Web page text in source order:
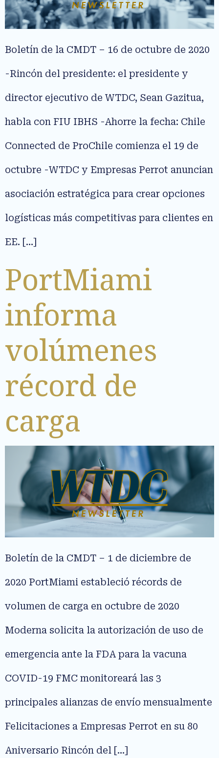
Boletín de la CMDT – 16 de octubre de 2020
-Rincón del presidente: el presidente y
director ejecutivo de WTDC, Sean Gazitua,
habla con FIU IBHS -Ahorre la fecha: Chile
Connected de ProChile comienza el 19 de
octubre -WTDC y Empresas Perrot anuncian
asociación estratégica para crear opciones
logísticas más competitivas para clientes en
EE. […]
PortMiami
informa
volúmenes
récord de
carga
Boletín de la CMDT – 1 de diciembre de
2020 PortMiami estableció récords de
volumen de carga en octubre de 2020
Moderna solicita la autorización de uso de
emergencia ante la FDA para la vacuna
COVID-19 FMC monitoreará las 3
principales alianzas de envío mensualmente
Felicitaciones a Empresas Perrot en su 80
Aniversario Rincón del […]